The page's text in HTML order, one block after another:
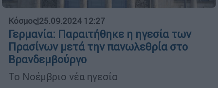
Κόσμος|25.09.2024 12:27
Γερμανία: Παραιτήθηκε η ηγεσία των
Πρασίνων μετά την πανωλεθρία στο
Βρανδεμβούργο
Το Νοέμβριο νέα ηγεσία